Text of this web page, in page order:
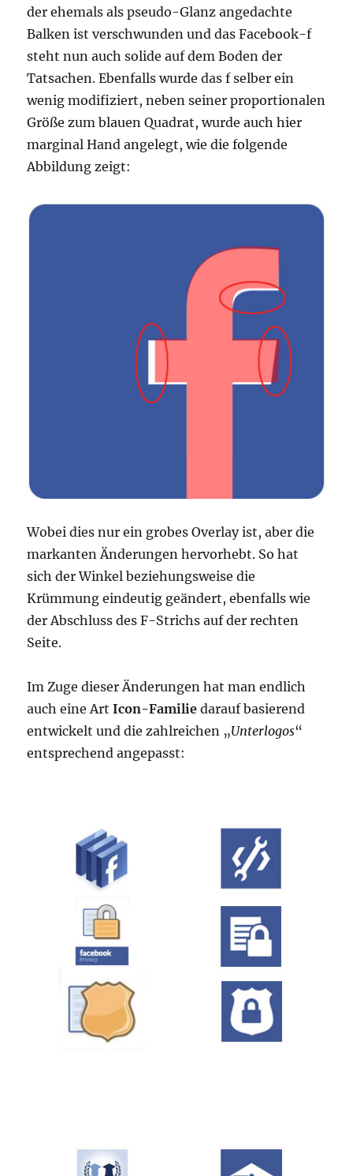
der ehemals als pseudo-Glanz angedachte
Balken ist verschwunden und das Facebook-f
steht nun auch solide auf dem Boden der
Tatsachen. Ebenfalls wurde das f selber ein
wenig modifiziert, neben seiner proportionalen
Größe zum blauen Quadrat, wurde auch hier
marginal Hand angelegt, wie die folgende
Abbildung zeigt:
Wobei dies nur ein grobes Overlay ist, aber die
markanten Änderungen hervorhebt. So hat
sich der Winkel beziehungsweise die
Krümmung eindeutig geändert, ebenfalls wie
der Abschluss des F-Strichs auf der rechten
Seite.
Im Zuge dieser Änderungen hat man endlich
auch eine ArtIcon-Familie darauf basierend
entwickelt und die zahlreichen „Unterlogos“
entsprechend angepasst: